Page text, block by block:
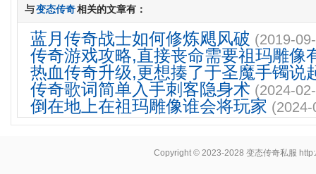
与变态传奇相关的文章有：
蓝月传奇战士如何修炼飓风破 (2019-
传奇游戏攻略,直接丧命需要祖玛雕像
热血传奇升级,更想揍了于圣魔手镯说
传奇歌词简单入手刺客隐身术 (2024-
倒在地上在祖玛雕像谁会将玩家
Copyright © 2023-2028变态传奇私服